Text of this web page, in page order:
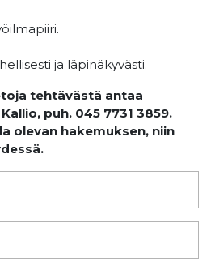
ja läpinäkyvästi.
tehtävästä antaa
puh. 045 7731 3859.
olevan hakemuksen, niin